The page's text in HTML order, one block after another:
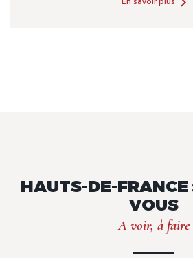
HAUTS-DE-FRANCE
VOUS
A voir, à faire